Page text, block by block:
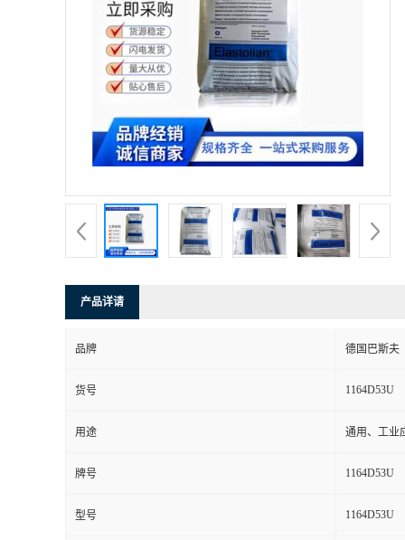
产品详请
品牌 德国巴斯夫
货号 1164D53U
用途 通用、工业
牌号 1164D53U
型号 1164D53U